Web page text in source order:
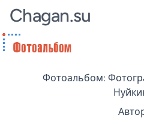
Chagan.su
Фотоальбом: